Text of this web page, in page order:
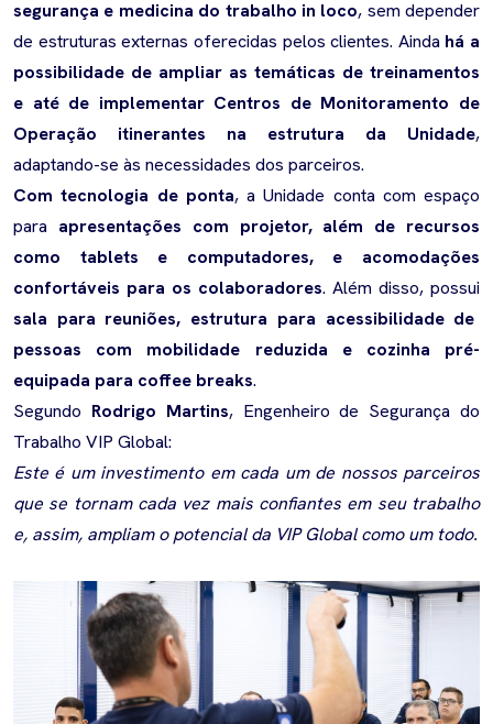
segurança e medicina do trabalho in loco, sem depender
de estruturas externas oferecidas pelos clientes. Ainda há a
possibilidade de ampliar as temáticas de treinamentos
e até de implementar Centros de Monitoramento de
Operação itinerantes na estrutura da Unidade,
adaptando-se às necessidades dos parceiros.
Com tecnologia de ponta, a Unidade conta com espaço
para apresentações com projetor, além de recursos
como tablets e computadores, e acomodações
confortáveis para os colaboradores. Além disso, possui
sala para reuniões, estrutura para acessibilidade de
pessoas com mobilidade reduzida e cozinha pré-
equipada para coffee breaks.
Segundo Rodrigo Martins, Engenheiro de Segurança do
Trabalho VIP Global:
Este é um investimento em cada um de nossos parceiros
que se tornam cada vez mais confiantes em seu trabalho
e, assim, ampliam o potencial da VIP Global como um todo.